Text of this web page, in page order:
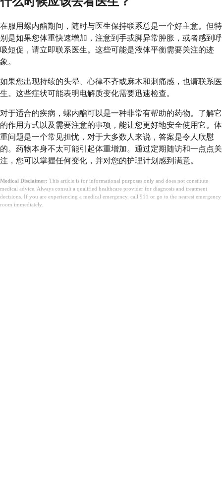
在服用螺内酯期间，随时与医生保持联系总是一个好主意。但特
别是如果您体重快速增加，注意到手或脚异常肿胀，或者感到呼
吸短促，请立即联系医生。这些可能是液体平衡需要关注的迹
象。
如果您出现持续的头晕、心律不齐或麻木和刺痛感，也请联系医
生。这些症状可能表明电解质变化需要迅速检查。
对于适合的疾病，螺内酯可以是一种非常有帮助的药物。了解它
的作用方式以及需要注意的事项，能让您更好地安全使用它。体
重问题是一个常见担忧，对于大多数人来说，答案是令人欣慰
的。药物本身不太可能引起体重增加。通过定期随访和一点点关
注，您可以掌握任何变化，并对您的护理计划感到满意。
Medical Disclaimer: This article is for informational purposes only and does not constitute
medical advice. Always consult a qualified healthcare provider for diagnosis and treatment
decisions. If you are experiencing a medical emergency, call 911 or go to the nearest emergency
room immediately.